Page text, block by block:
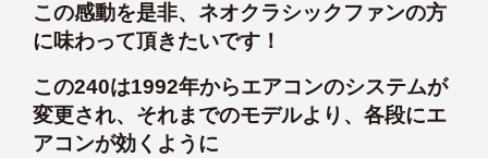
この感動を是非、ネオクラシックファンの方
に味わって頂きたいです！
この240は1992年からエアコンのシステムが
変更され、それまでのモデルより、各段にエ
アコンが効くように